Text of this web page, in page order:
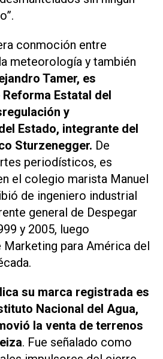
conmoción entre
meteorología y también
Tamer, es
Estatal del
y
Estado, integrante del
Sturzenegger. De
periodísticos, es
el colegio marista Manuel
de ingeniero industrial
general de Despegar
y 2005, luego
para América del
su marca registrada es
Nacional del Agua,
la venta de terrenos
. Fue señalado como